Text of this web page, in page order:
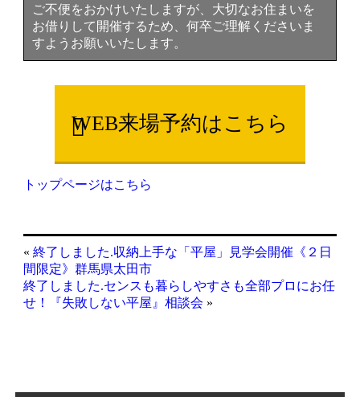
ご不便をおかけいたしますが、大切なお住まいを
お借りして開催するため、何卒ご理解くださいま
すようお願いいたします。
WEB来場予約はこちら
トップページはこちら
«終了しました.収納上手な「平屋」見学会開催《２日
間限定》群馬県太田市
終了しました.センスも暮らしやすさも全部プロにお任
せ！『失敗しない平屋』相談会 »